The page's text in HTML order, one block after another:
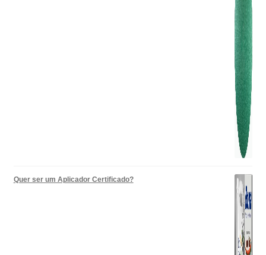
Quer ser um Aplicador Certificado?